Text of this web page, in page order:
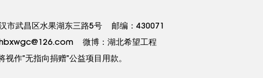
市武昌区水果湖东三路5号 邮编：430071
微博：湖北希望工程
作”无指向捐赠”公益项目用款。